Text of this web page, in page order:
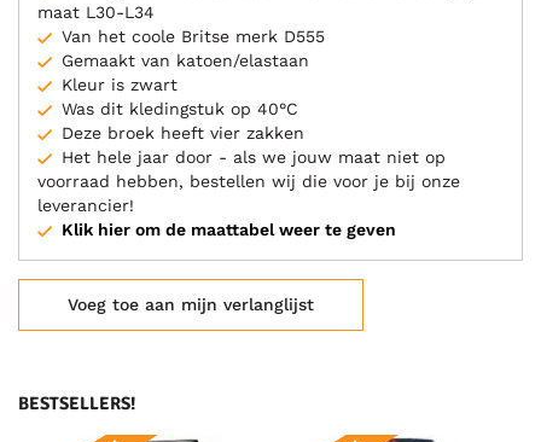
maat L30-L34
Van het coole Britse merk D555
Gemaakt van katoen/elastaan
Kleur is zwart
Was dit kledingstuk op 40°C
Deze broek heeft vier zakken
Het hele jaar door - als we jouw maat niet op
voorraad hebben, bestellen wij die voor je bij onze
leverancier!
Klik hier om de maattabel weer te geven
Voeg toe aan mijn verlanglijst
BESTSELLERS!